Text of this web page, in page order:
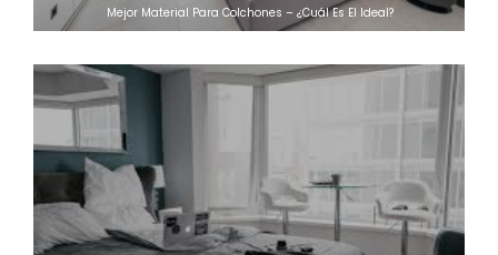
Mejor Material Para Colchones – ¿Cuál Es El Ideal?